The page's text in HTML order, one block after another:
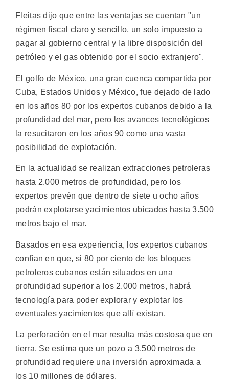
Fleitas dijo que entre las ventajas se cuentan "un
régimen fiscal claro y sencillo, un solo impuesto a
pagar al gobierno central y la libre disposición del
petróleo y el gas obtenido por el socio extranjero".
El golfo de México, una gran cuenca compartida por
Cuba, Estados Unidos y México, fue dejado de lado
en los años 80 por los expertos cubanos debido a la
profundidad del mar, pero los avances tecnológicos
la resucitaron en los años 90 como una vasta
posibilidad de explotación.
En la actualidad se realizan extracciones petroleras
hasta 2.000 metros de profundidad, pero los
expertos prevén que dentro de siete u ocho años
podrán explotarse yacimientos ubicados hasta 3.500
metros bajo el mar.
Basados en esa experiencia, los expertos cubanos
confían en que, si 80 por ciento de los bloques
petroleros cubanos están situados en una
profundidad superior a los 2.000 metros, habrá
tecnología para poder explorar y explotar los
eventuales yacimientos que allí existan.
La perforación en el mar resulta más costosa que en
tierra. Se estima que un pozo a 3.500 metros de
profundidad requiere una inversión aproximada a
los 10 millones de dólares.